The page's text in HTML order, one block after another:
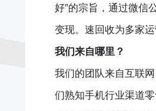
好”的宗旨，通过微信
变现。速回收为多家
我们来自哪里？
我们的团队来自互联
们熟知手机行业渠道